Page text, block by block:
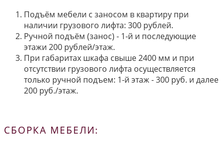
Подъём мебели с заносом в квартиру при
наличии грузового лифта: 300 рублей.
Ручной подъём (занос) - 1-й и последующие
этажи 200 рублей/этаж.
При габаритах шкафа свыше 2400 мм и при
отсутствии грузового лифта осуществляется
только ручной подъем: 1-й этаж - 300 руб. и далее
200 руб./этаж.
СБОРКА МЕБЕЛИ: